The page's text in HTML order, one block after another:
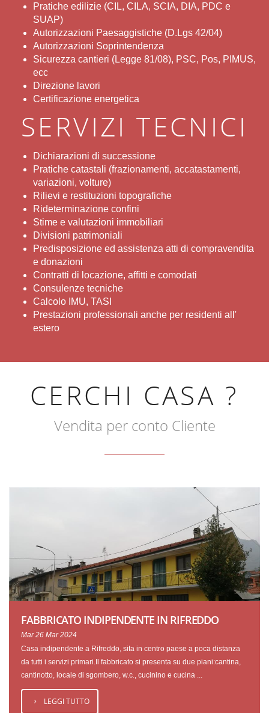
Pratiche edilizie (CIL, CILA, SCIA, DIA, PDC e
SUAP)
Autorizzazioni Paesaggistiche (D.Lgs 42/04)
Autorizzazioni Soprintendenza
Sicurezza cantieri (Legge 81/08), PSC, Pos, PIMUS,
ecc
Direzione lavori
Certificazione energetica
SERVIZI TECNICI
Dichiarazioni di successione
Pratiche catastali (frazionamenti, accatastamenti,
variazioni, volture)
Rilievi e restituzioni topografiche
Rideterminazione confini
Stime e valutazioni immobiliari
Divisioni patrimoniali
Predisposizione ed assistenza atti di compravendita
e donazioni
Contratti di locazione, affitti e comodati
Consulenze tecniche
Calcolo IMU, TASI
Prestazioni professionali anche per residenti all'
estero
CERCHI CASA ?
Vendita per conto Cliente
FABBRICATO INDIPENDENTE IN RIFREDDO
Mar 26 Mar 2024
Casa indipendente a Rifreddo, sita in centro paese a poca distanza
da tutti i servizi primari.Il fabbricato si presenta su due piani:cantina,
cantinotto, locale di sgombero, w.c., cucinino e cucina ...
LEGGI TUTTO